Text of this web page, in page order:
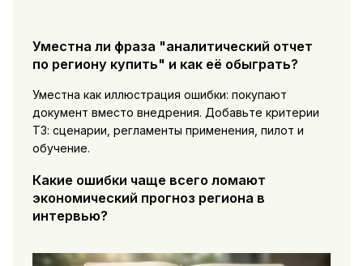
Уместна ли фраза "аналитический отчет
по региону купить" и как её обыграть?
Уместна как иллюстрация ошибки: покупают
документ вместо внедрения. Добавьте критерии
ТЗ: сценарии, регламенты применения, пилот и
обучение.
Какие ошибки чаще всего ломают
экономический прогноз региона в
интервью?